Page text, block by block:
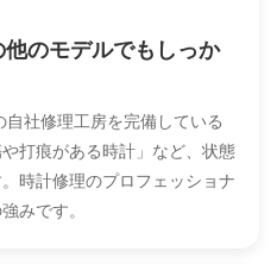
のモデルでもしっか
社修理工房を完備している
打痕がある時計」など、状態
時計修理のプロフェッショナ
みです。